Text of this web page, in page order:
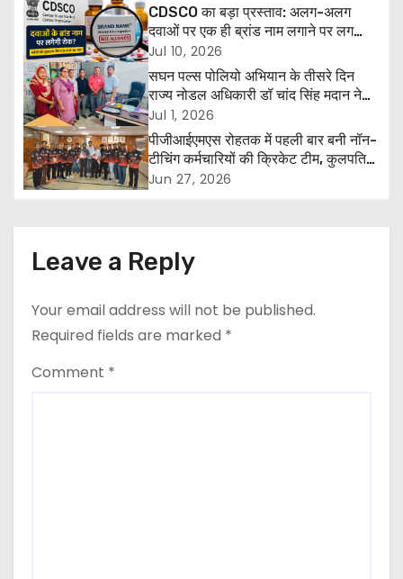
a
v
i
g
a
n
CDSCO का बड़ा प्रस्ताव: अलग-अलग
दवाओं पर एक ही ब्रांड नाम लगाने पर लग
सकती है रोक, मरीजों की सुरक्षा होगी मजबूत
Jul 10, 2026
सघन पल्स पोलियो अभियान के तीसरे दिन
राज्य नोडल अधिकारी डॉ चांद सिंह मदान ने
हिसार एवं हांसी में किया निरीक्षण
Jul 1, 2026
पीजीआईएमएस रोहतक में पहली बार बनी नॉन-
टीचिंग कर्मचारियों की क्रिकेट टीम, कुलपति
डॉ. एच.के. अग्रवाल ने दी शुभकामनाएं
Jun 27, 2026
Leave a Reply
Your email address will not be published.
Required fields are marked *
Comment *